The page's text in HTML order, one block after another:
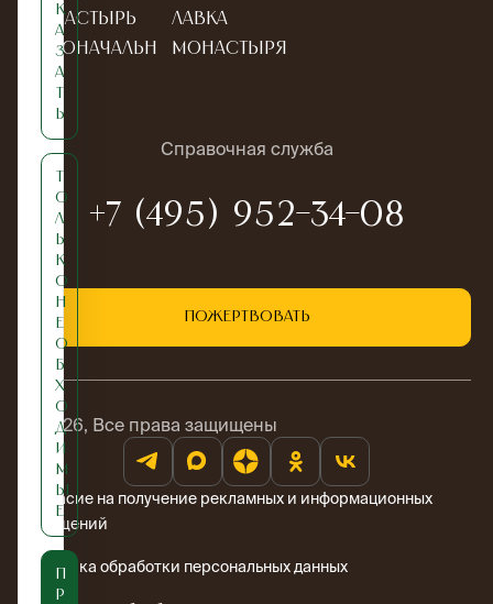
монастырь
Новоначальн
Лавка
монастыря
Справочная служба
+7 (495) 952-34-08
Пожертвовать
© 2026, Все права защищены
Согласие на получение рекламных и информационных
сообщений
Политика обработки персональных данных
к
а
з
а
т
ь
Т
о
л
ь
к
о
н
е
о
б
х
о
д
и
м
ы
е
П
р